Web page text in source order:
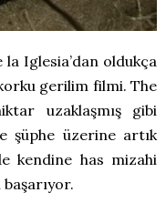
Iglesia’dan oldukça
gerilim filmi. The
uzaklaşmış gibi
şüphe üzerine artık
kendine has mizahi